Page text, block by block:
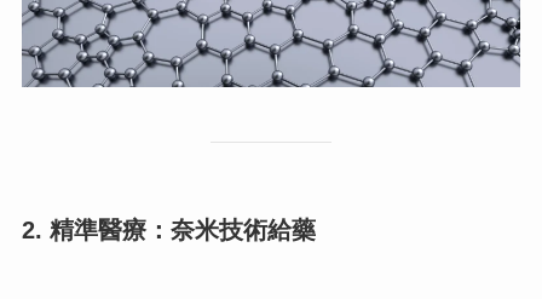
2. 精準醫療：奈米技術給藥